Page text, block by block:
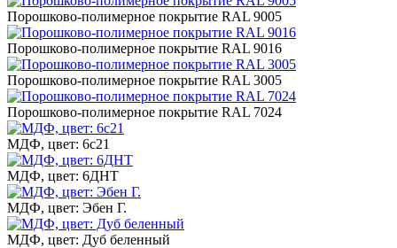
Порошково-полимерное покрытие RAL 9005
Порошково-полимерное покрытие RAL 9016
Порошково-полимерное покрытие RAL 3005
Порошково-полимерное покрытие RAL 7024
МДФ, цвет: 6с21
МДФ, цвет: 6ДНТ
МДФ, цвет: Эбен Г.
МДФ, цвет: Дуб беленный